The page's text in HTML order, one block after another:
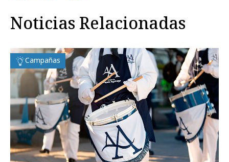
Noticias Relacionadas
Campañas